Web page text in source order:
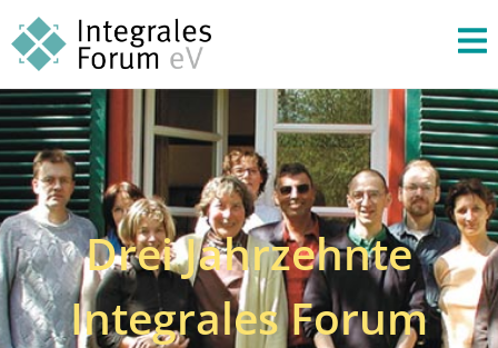
Drei Jahrzehnte
Integrales Forum